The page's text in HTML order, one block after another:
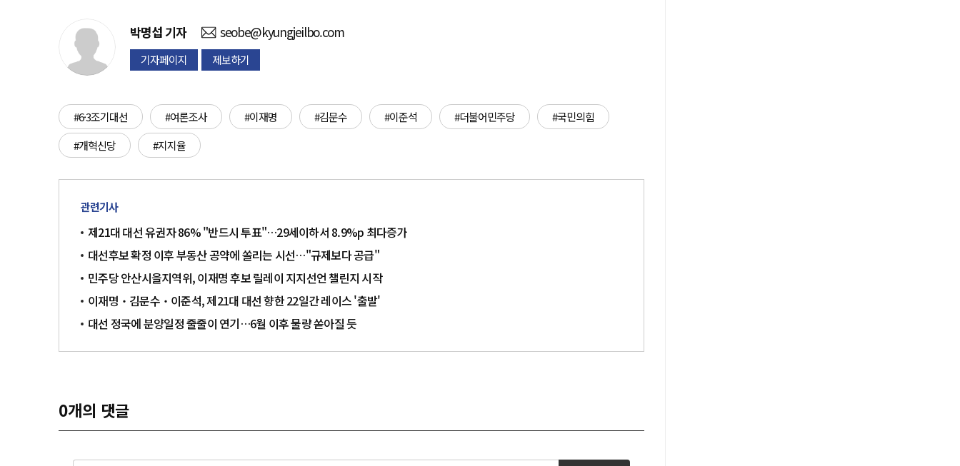
박명섭 기자 seobe@kyungjeilbo.com
기자페이지 제보하기
#6·3조기대선 #여론조사 #이재명 #김문수 #이준석 #더불어민주당
#국민의힘
#개혁신당
#지지율
관련기사
제21대 대선 유권자 86% "반드시 투표"…29세이하서 8.9%p 최다증가
대선후보 확정 이후 부동산 공약에 쏠리는 시선…"규제보다 공급"
민주당 안산시을지역위, 이재명 후보 릴레이 지지선언 챌린지 시작
이재명‧김문수‧이준석, 제21대 대선 향한 22일간 레이스 '출발'
대선 정국에 분양일정 줄줄이 연기…6월 이후 물량 쏟아질 듯
0개의 댓글